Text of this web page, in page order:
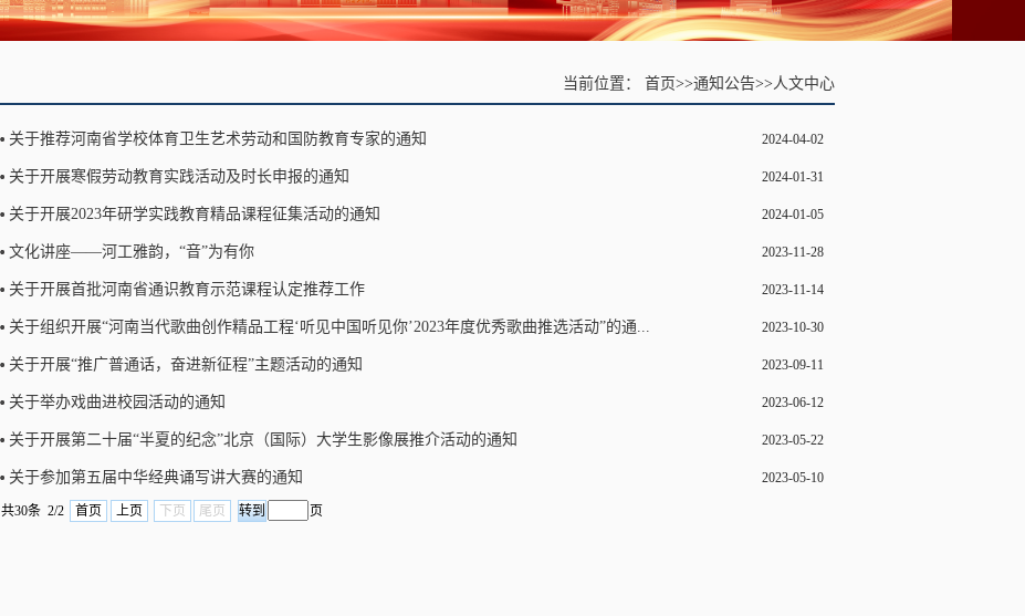
当前位置： 首页>>通知公告>>人文中心
关于推荐河南省学校体育卫生艺术劳动和国防教育专家的通知 2024-04-02
关于开展寒假劳动教育实践活动及时长申报的通知 2024-01-31
关于开展2023年研学实践教育精品课程征集活动的通知 2024-01-05
文化讲座——河工雅韵，“音”为有你 2023-11-28
关于开展首批河南省通识教育示范课程认定推荐工作 2023-11-14
关于组织开展“河南当代歌曲创作精品工程‘听见中国听见你’2023年度优秀歌曲推选活动”的通... 2023-10-30
关于开展“推广普通话，奋进新征程”主题活动的通知 2023-09-11
关于举办戏曲进校园活动的通知 2023-06-12
关于开展第二十届“半夏的纪念”北京（国际）大学生影像展推介活动的通知 2023-05-22
关于参加第五届中华经典诵写讲大赛的通知 2023-05-10
共30条 2/2 首页 上页 下页 尾页 页